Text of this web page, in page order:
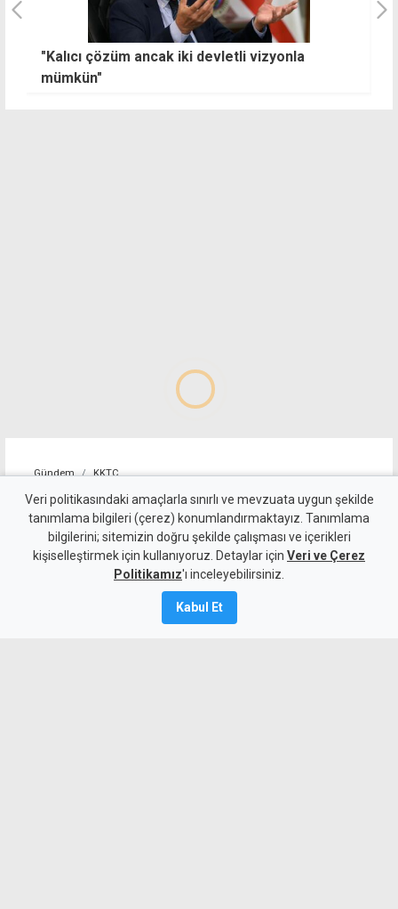
Güney Kıbrıs bayraklı gemiye Hürmüz
Boğazı'nda saldırı
Gündem KKTC
Yeşil reçeteli haplarla
yakalanan zanlılara ek
tutukluluk
Veri politikasındaki amaçlarla sınırlı ve mevzuata uygun şekilde
tanımlama bilgileri (çerez) konumlandırmaktayız. Tanımlama
bilgilerini; sitemizin doğru şekilde çalışması ve içerikleri
kişiselleştirmek için kullanıyoruz. Detaylar için Veri ve Çerez
Politikamız'ı inceleyebilirsiniz.
Kabul Et